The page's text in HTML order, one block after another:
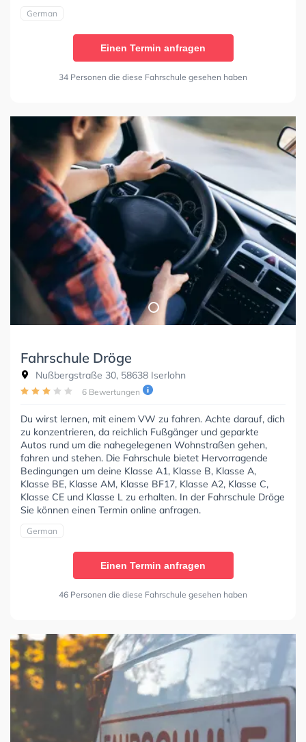
German
Einen Termin anfragen
34 Personen die diese Fahrschule gesehen haben
Fahrschule Dröge
Nußbergstraße 30, 58638 Iserlohn
6 Bewertungen
Du wirst lernen, mit einem VW zu fahren. Achte darauf, dich
zu konzentrieren, da reichlich Fußgänger und geparkte
Autos rund um die nahegelegenen Wohnstraßen gehen,
fahren und stehen. Die Fahrschule bietet Hervorragende
Bedingungen um deine Klasse A1, Klasse B, Klasse A,
Klasse BE, Klasse AM, Klasse BF17, Klasse A2, Klasse C,
Klasse CE und Klasse L zu erhalten. In der Fahrschule Dröge
Sie können einen Termin online anfragen.
German
Einen Termin anfragen
46 Personen die diese Fahrschule gesehen haben